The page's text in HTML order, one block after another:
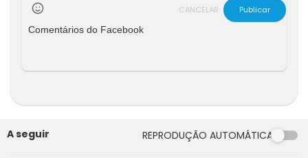
CANCELAR
Publicar
Comentários do Facebook
A seguir REPRODUÇÃO AUTOMÁTICA
40:15